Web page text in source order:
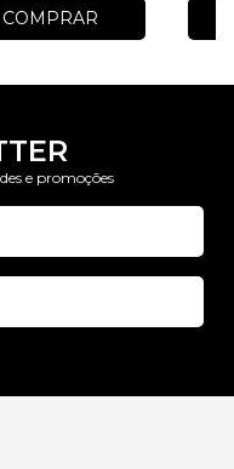
COMPRAR
e promoções